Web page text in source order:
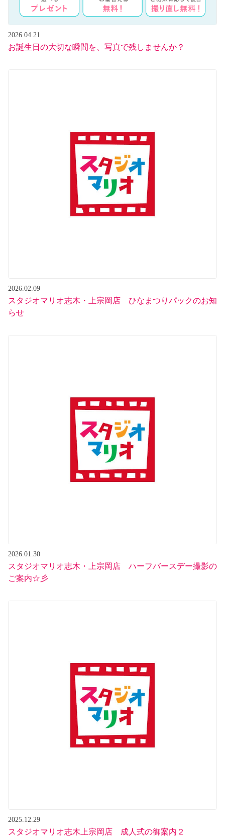
2026.04.21
お誕生日の大切な瞬間を、写真で残しませんか？
2026.02.09
スタジオマリオ志木・上宗岡店 ひなまつりパックのお知
らせ
2026.01.30
スタジオマリオ志木・上宗岡店 ハーフバースデー撮影の
ご案内☆彡
2025.12.29
スタジオマリオ志木上宗岡店 成人式の御案内２